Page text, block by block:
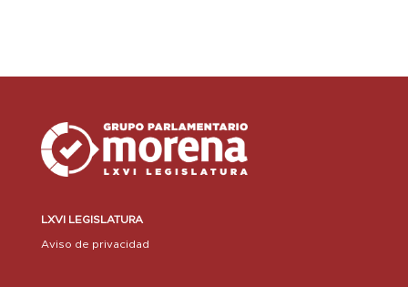
LXVI LEGISLATURA
Aviso de privacidad